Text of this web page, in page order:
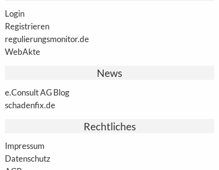
Login
Registrieren
regulierungsmonitor.de
WebAkte
News
e.Consult AG Blog
schadenfix.de
Rechtliches
Impressum
Datenschutz